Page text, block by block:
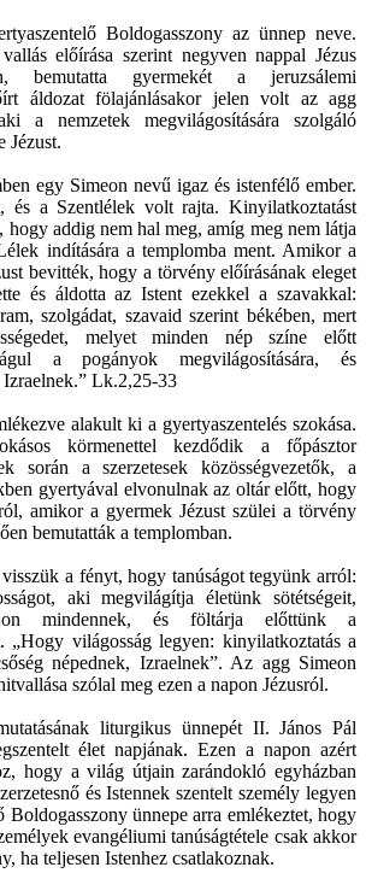
Boldogasszony az ünnep neve.
előírása szerint negyven nappal Jézus
bemutatta gyermekét a jeruzsálemi
áldozat fölajánlásakor jelen volt az agg
a nemzetek megvilágosítására szolgáló
Jézust.
egy Simeon nevű igaz és istenfélő ember.
és a Szentlélek volt rajta. Kinyilatkoztatást
hogy addig nem hal meg, amíg meg nem látja
indítására a templomba ment. Amikor a
bevitték, hogy a törvény előírásának eleget
és áldotta az Istent ezekkel a szavakkal:
szolgádat, szavaid szerint békében, mert
melyet minden nép színe előtt
a pogányok megvilágosítására, és
Lk.2,25-33
alakult ki a gyertyaszentelés szokása.
körmenettel kezdődik a főpásztor
során a szerzetesek közösségvezetők, a
gyertyával elvonulnak az oltár előtt, hogy
amikor a gyermek Jézust szülei a törvény
bemutatták a templomban.
a fényt, hogy tanúságot tegyünk arról:
aki megvilágítja életünk sötétségeit,
mindennek, és föltárja előttünk a
„Hogy világosság legyen: kinyilatkoztatás a
népednek, Izraelnek”. Az agg Simeon
szólal meg ezen a napon Jézusról.
liturgikus ünnepét II. János Pál
élet napjának. Ezen a napon azért
hogy a világ útjain zarándokló egyházban
és Istennek szentelt személy legyen
Boldogasszony ünnepe arra emlékeztet, hogy
evangéliumi tanúságtétele csak akkor
ha teljesen Istenhez csatlakoznak.